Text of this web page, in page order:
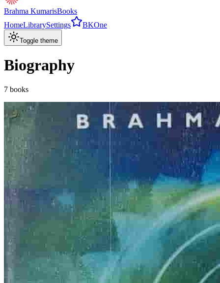
Brahma KumarisBooks
HomeLibrarySettings BKOne
Toggle theme
Biography
7 books